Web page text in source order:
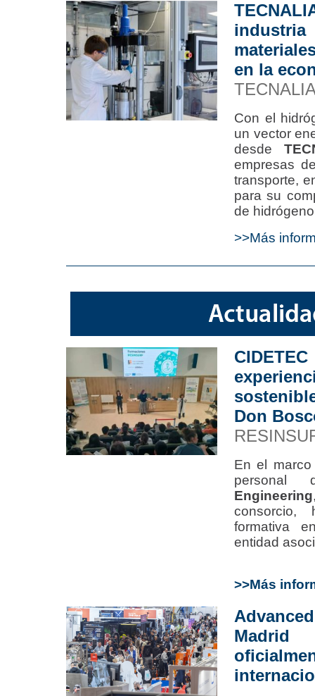
en la
Con el
un vector
desde
empresas
transporte,
para su
de
>>Más
Don
En el
Engineering
consorcio,
formativa
entidad
>>Más